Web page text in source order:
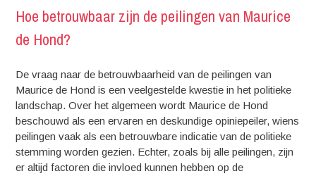
Hoe betrouwbaar zijn de peilingen van Maurice
de Hond?
De vraag naar de betrouwbaarheid van de peilingen van
Maurice de Hond is een veelgestelde kwestie in het politieke
landschap. Over het algemeen wordt Maurice de Hond
beschouwd als een ervaren en deskundige opiniepeiler, wiens
peilingen vaak als een betrouwbare indicatie van de politieke
stemming worden gezien. Echter, zoals bij alle peilingen, zijn
er altijd factoren die invloed kunnen hebben op de